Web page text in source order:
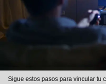
Sigue estos pasos para vincular tu